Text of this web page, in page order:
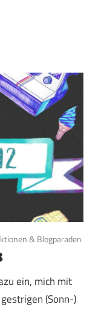
& Blogparaden
ein, mich mit
(Sonn-)